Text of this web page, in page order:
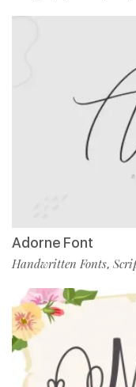
Adorne Font
Handwritten Fonts,